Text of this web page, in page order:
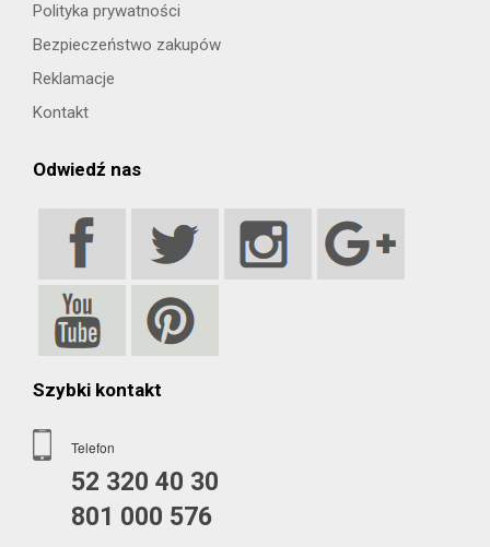
Polityka prywatności
Bezpieczeństwo zakupów
Reklamacje
Kontakt
Odwiedź nas
Szybki kontakt
Telefon
52 320 40 30
801 000 576